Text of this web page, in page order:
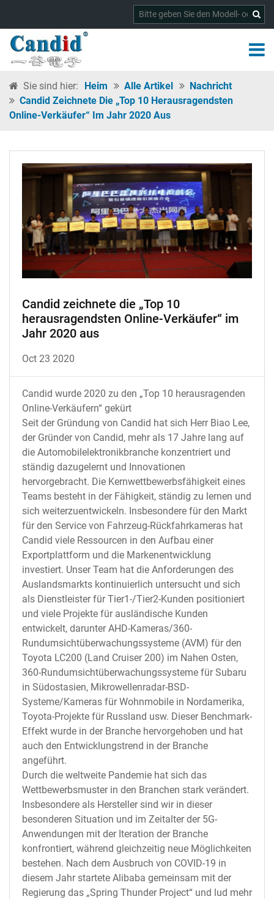
Sie sind hier: Heim Alle Artikel
Nachricht
Candid Zeichnete Die „Top 10 Herausragendsten
Online-Verkäufer“ Im Jahr 2020 Aus
Candid zeichnete die „Top 10
herausragendsten Online-Verkäufer“ im
Jahr 2020 aus
Oct 23 2020
Candid wurde 2020 zu den „Top 10 herausragenden
Online-Verkäufern“ gekürt
Seit der Gründung von Candid hat sich Herr Biao Lee,
der Gründer von Candid, mehr als 17 Jahre lang auf
die Automobilelektronikbranche konzentriert und
ständig dazugelernt und Innovationen
hervorgebracht. Die Kernwettbewerbsfähigkeit eines
Teams besteht in der Fähigkeit, ständig zu lernen und
sich weiterzuentwickeln. Insbesondere für den Markt
für den Service von Fahrzeug-Rückfahrkameras hat
Candid viele Ressourcen in den Aufbau einer
Exportplattform und die Markenentwicklung
investiert. Unser Team hat die Anforderungen des
Auslandsmarkts kontinuierlich untersucht und sich
als Dienstleister für Tier1-/Tier2-Kunden positioniert
und viele Projekte für ausländische Kunden
entwickelt, darunter AHD-Kameras/360-
Rundumsichtüberwachungssysteme (AVM) für den
Toyota LC200 (Land Cruiser 200) im Nahen Osten,
360-Rundumsichtüberwachungssysteme für Subaru
in Südostasien, Mikrowellenradar-BSD-
Systeme/Kameras für Wohnmobile in Nordamerika,
Toyota-Projekte für Russland usw. Dieser Benchmark-
Effekt wurde in der Branche hervorgehoben und hat
auch den Entwicklungstrend in der Branche
angeführt.
Durch die weltweite Pandemie hat sich das
Wettbewerbsmuster in den Branchen stark verändert.
Insbesondere als Hersteller sind wir in dieser
besonderen Situation und im Zeitalter der 5G-
Anwendungen mit der Iteration der Branche
konfrontiert, während gleichzeitig neue Möglichkeiten
bestehen. Nach dem Ausbruch von COVID-19 in
diesem Jahr startete Alibaba gemeinsam mit der
Regierung das „Spring Thunder Project“ und lud mehr